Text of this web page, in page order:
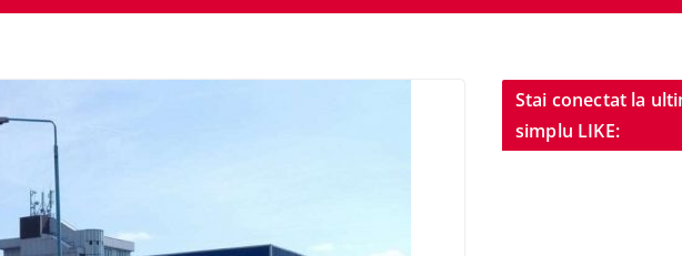
Stai conectat la
simplu LIKE: